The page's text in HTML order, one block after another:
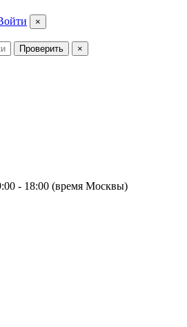
×
Проверить ×
- 18:00 (время Москвы)